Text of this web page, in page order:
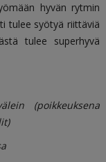
hyvän rytmin
tulee syötyä riittäviä
tulee superhyvä
(poikkeuksena